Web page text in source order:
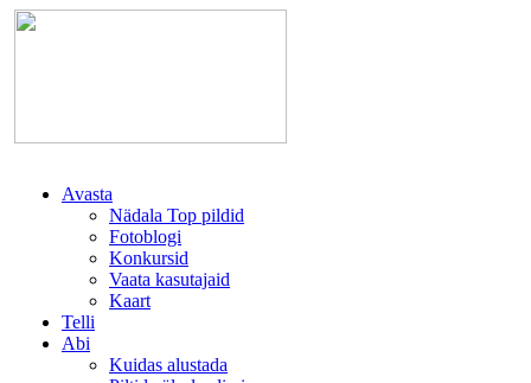
Avasta
Nädala Top pildid
Fotoblogi
Konkursid
Vaata kasutajaid
Kaart
Telli
Abi
Kuidas alustada